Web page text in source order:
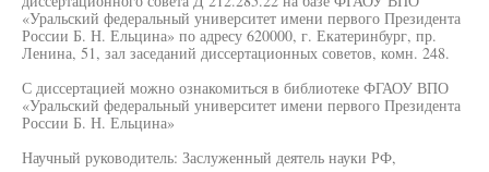
«Уральский федеральный университет имени первого Президента
России Б. Н. Ельцина» по адресу 620000, г. Екатеринбург, пр.
Ленина, 51, зал заседаний диссертационных советов, комн. 248.
С диссертацией можно ознакомиться в библиотеке ФГАОУ ВПО
«Уральский федеральный университет имени первого Президента
России Б. Н. Ельцина»
Научный руководитель: Заслуженный деятель науки РФ,